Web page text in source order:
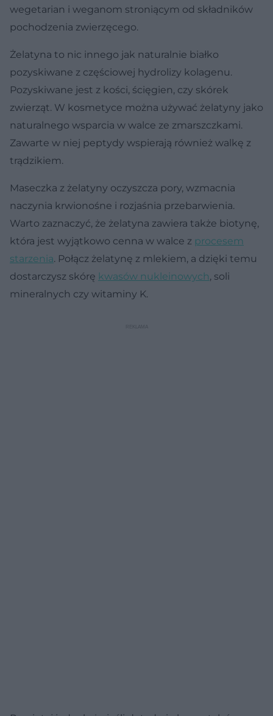
wegetarian i weganom stroniącym od składników
pochodzenia zwierzęcego.
Żelatyna to nic innego jak naturalnie białko
pozyskiwane z częściowej hydrolizy kolagenu.
Pozyskiwane jest z kości, ścięgien, czy skórek
zwierząt. W kosmetyce można używać żelatyny jako
naturalnego wsparcia w walce ze zmarszczkami.
Zawarte w niej peptydy wspierają również walkę z
trądzikiem.
Maseczka z żelatyny oczyszcza pory, wzmacnia
naczynia krwionośne i rozjaśnia przebarwienia.
Warto zaznaczyć, że żelatyna zawiera także biotynę,
która jest wyjątkowo cenna w walce z procesem
starzenia. Połącz żelatynę z mlekiem, a dzięki temu
dostarczysz skórę kwasów nukleinowych, soli
mineralnych czy witaminy K.